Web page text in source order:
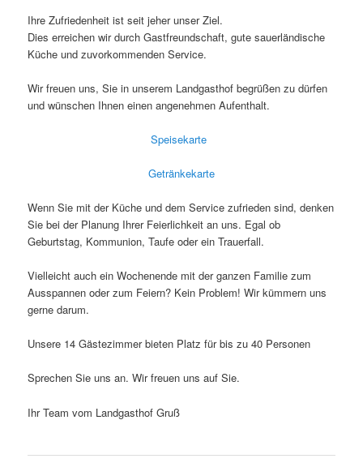
Ihre Zufriedenheit ist seit jeher unser Ziel.
Dies erreichen wir durch Gastfreundschaft, gute sauerländische
Küche und zuvorkommenden Service.
Wir freuen uns, Sie in unserem Landgasthof begrüßen zu dürfen
und wünschen Ihnen einen angenehmen Aufenthalt.
Speisekarte
Getränkekarte
Wenn Sie mit der Küche und dem Service zufrieden sind, denken
Sie bei der Planung Ihrer Feierlichkeit an uns. Egal ob
Geburtstag, Kommunion, Taufe oder ein Trauerfall.
Vielleicht auch ein Wochenende mit der ganzen Familie zum
Ausspannen oder zum Feiern? Kein Problem! Wir kümmern uns
gerne darum.
Unsere 14 Gästezimmer bieten Platz für bis zu 40 Personen
Sprechen Sie uns an. Wir freuen uns auf Sie.
Ihr Team vom Landgasthof Gruß